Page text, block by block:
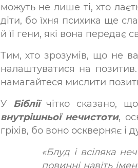
можуть не лише ті, хто
діти, бо їхня психика ще
й її гени, які вона передає
Тим, хто зрозумів, що не
налаштуватися на
намагайтеся мислити
УБібліїчітко сказано,
внутрішньої нечистоти,
гріхів, бо воно оскверняє і
«Блуд і всіляка
повинні навіть